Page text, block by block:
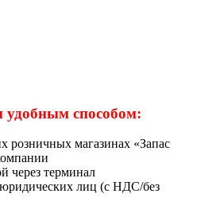
удобным способом:
розничных магазинах «Запас
через терминал
лиц (с НДС/без